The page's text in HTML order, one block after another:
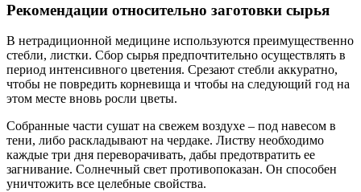
Рекомендации относительно заготовки сырья
В нетрадиционной медицине используются преимущественно
стебли, листки. Сбор сырья предпочтительно осуществлять в
период интенсивного цветения. Срезают стебли аккуратно,
чтобы не повредить корневища и чтобы на следующий год на
этом месте вновь росли цветы.
Собранные части сушат на свежем воздухе – под навесом в
тени, либо раскладывают на чердаке. Листву необходимо
каждые три дня переворачивать, дабы предотвратить ее
загнивание. Солнечный свет противопоказан. Он способен
уничтожить все целебные свойства.